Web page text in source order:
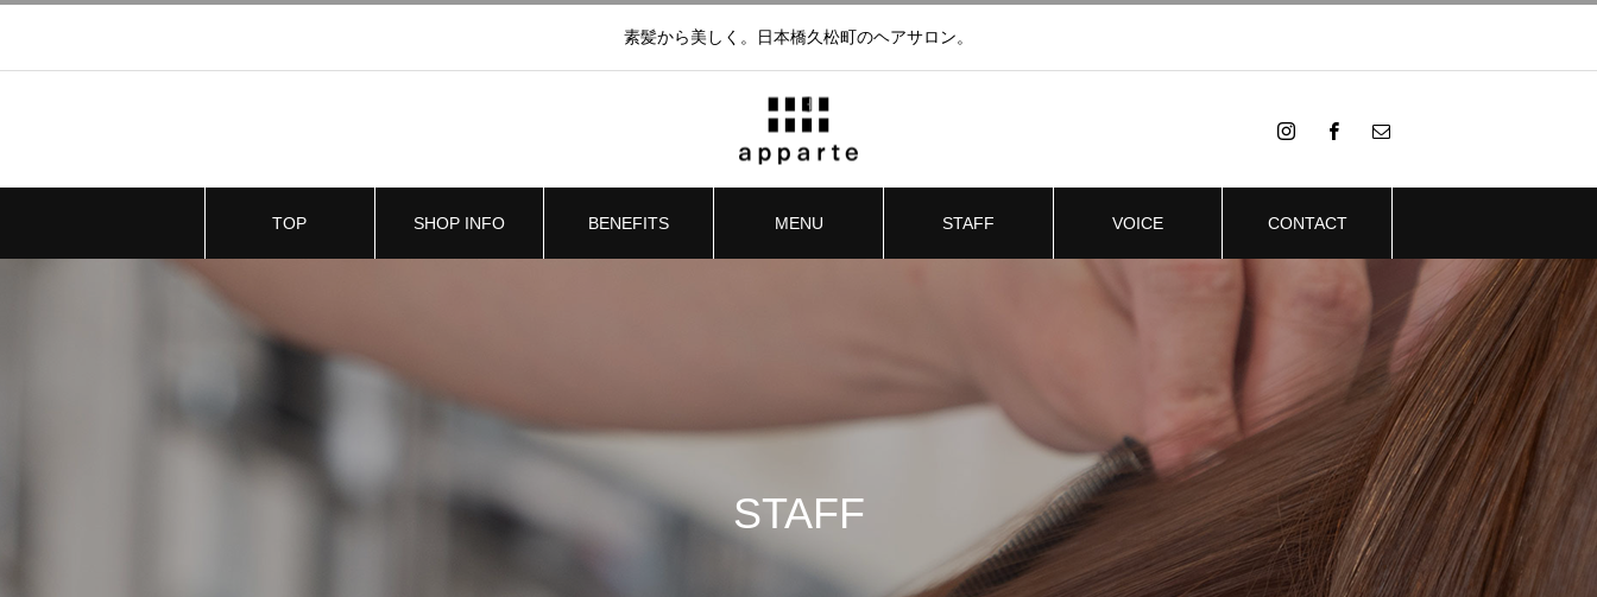
素髪から美しく。日本橋久松町のヘアサロン。
TOP SHOP INFO BENEFITS MENU STAFF VOICE CONTACT
STAFF